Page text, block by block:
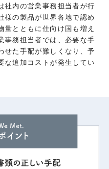
社内の営業事務担当者が行
様の製品が世界各地で認め
量とともに仕向け国も増え
事務担当者では、必要な手
せた手配が難しくなり、予
な追加コストが発生してい